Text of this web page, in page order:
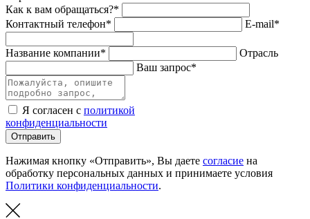
Как к вам обращаться?*
Контактный телефон*
E-mail*
Название компании*
Отрасль
Ваш запрос*
Я согласен с политикой
конфиденциальности
Отправить
Нажимая кнопку «Отправить», Вы даете согласие на
обработку персональных данных и принимаете условия
Политики конфиденциальности.